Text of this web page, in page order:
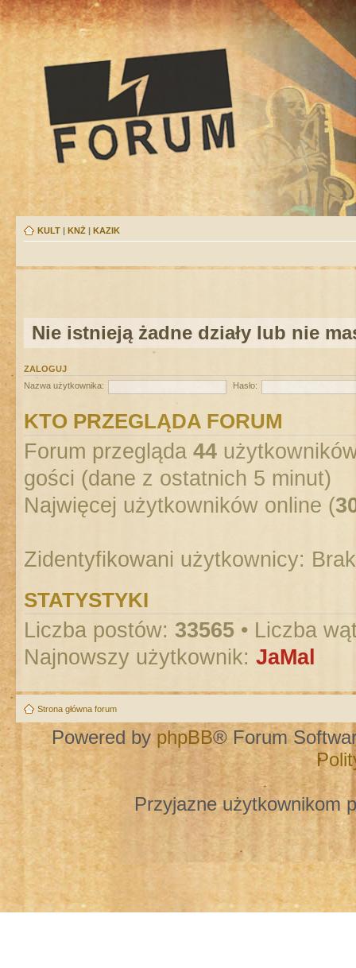
KULT | KNŻ | KAZIK
Nie istnieją żadne działy lub nie
ZALOGUJ
Nazwa użytkownika:
Hasło:
KTO PRZEGLĄDA FORUM
Forum przegląda 44
gości (dane z ostatnich 5 minut)
Najwięcej użytkowników online (
Zidentyfikowani użytkownicy:
STATYSTYKI
Liczba postów: 33565 • Liczba
Najnowszy użytkownik: JaMal
Strona główna forum
Powered by phpBB® Forum
Przyjazne użytkownikom